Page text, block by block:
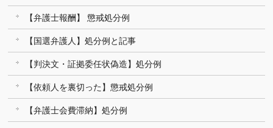
【弁護士報酬】 懲戒処分例
【国選弁護人】処分例と記事
【判決文・証拠委任状偽造】処分例
【依頼人を裏切った】懲戒処分例
【弁護士会費滞納】処分例